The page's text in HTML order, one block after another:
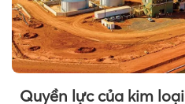
Quyền lực của kim loại